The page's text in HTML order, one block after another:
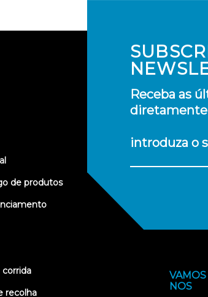
Receba as
diretamente
introduza o
(opens
new
de produtos
corrida
recolha
NOS